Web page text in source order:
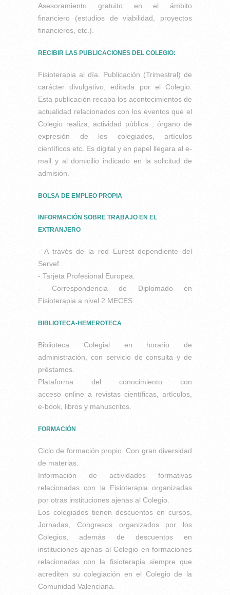
Asesoramiento gratuito en el ámbito
financiero (estudios de viabilidad, proyectos
financieros, etc.).
RECIBIR LAS PUBLICACIONES DEL COLEGIO:
Fisioterapia al día. Publicación (Trimestral) de
carácter divulgativo, editada por el Colegio.
Esta publicación recaba los acontecimientos de
actualidad relacionados con los eventos que el
Colegio realiza, actividad pública , órgano de
expresión de los colegiados, artículos
científicos etc. Es digital y en papel llegara al e-
mail y al domicilio indicado en la solicitud de
admisión.
BOLSA DE EMPLEO PROPIA
INFORMACIÓN SOBRE TRABAJO EN EL
EXTRANJERO
- A través de la red Eurest dependiente del
Servef.
- Tarjeta Profesional Europea.
- Correspondencia de Diplomado en
Fisioterapia a nivel 2 MECES.
BIBLIOTECA-HEMEROTECA
Biblioteca Colegial en horario de
administración, con servicio de consulta y de
préstamos.
Plataforma del conocimiento con
acceso online a revistas científicas, artículos,
e-book, libros y manuscritos.
FORMACIÓN
Ciclo de formación propio. Con gran diversidad
de materias.
Información de actividades formativas
relacionadas con la Fisioterapia organizadas
por otras instituciones ajenas al Colegio.
Los colegiados tienen descuentos en cursos,
Jornadas, Congresos organizados por los
Colegios, además de descuentos en
instituciones ajenas al Colegio en formaciones
relacionadas con la fisioterapia siempre que
acrediten su colegiación en el Colegio de la
Comunidad Valenciana.